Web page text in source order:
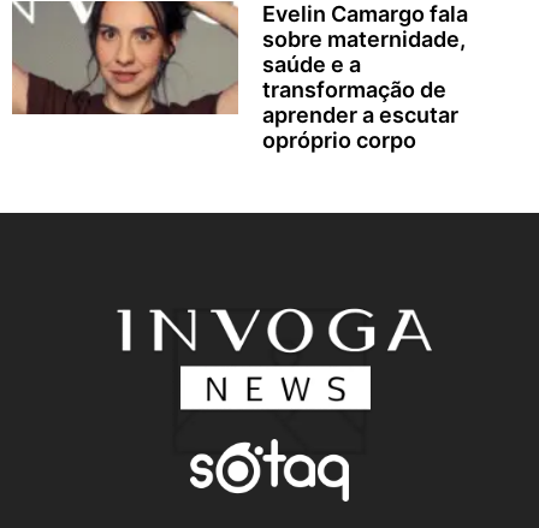
Evelin Camargo fala
sobre maternidade,
saúde e a
transformação de
aprender a escutar
opróprio corpo